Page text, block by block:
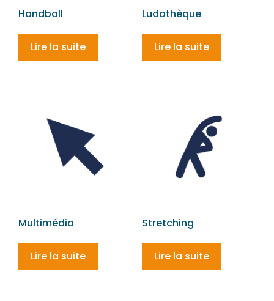
Handball
Lire la suite
Ludothèque
Lire la suite
Multimédia
Lire la suite
Stretching
Lire la suite